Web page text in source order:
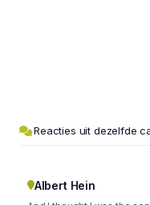
Reacties uit dezelfde
Albert Hein